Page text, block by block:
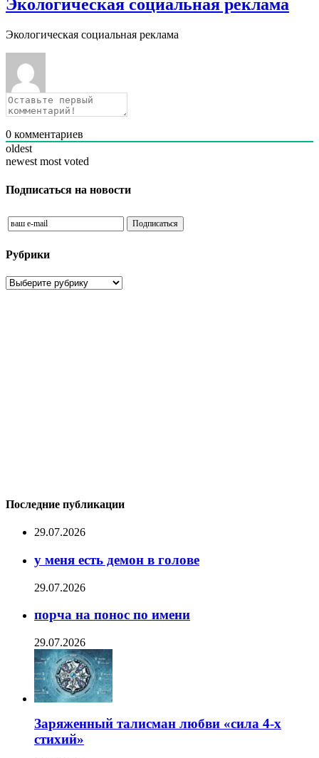
Экологическая социальная реклама
Экологическая социальная реклама
0 комментариев
oldest
newest most voted
Подписаться на новости
Рубрики
Рубрики
Последние публикации
29.07.2026
у меня есть демон в голове
29.07.2026
порча на понос по имени
29.07.2026
Заряженный талисман любви «сила 4-х
стихий»